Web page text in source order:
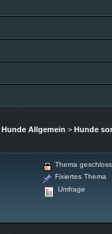
Hunde Allgemein > Hunde
Thema
Fixiertes Thema
Umfrage